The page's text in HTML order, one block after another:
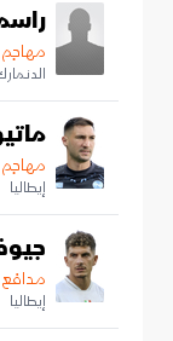
مهاجم
مهاجم
إيطاليا
مدافع
إيطاليا